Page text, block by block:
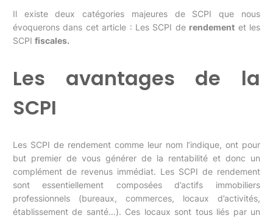
Il existe deux catégories majeures de SCPI que nous
évoquerons dans cet article : Les SCPI de rendement et les
SCPI fiscales.
Les avantages de la
SCPI
Les SCPI de rendement comme leur nom l’indique, ont pour
but premier de vous générer de la rentabilité et donc un
complément de revenus immédiat. Les SCPI de rendement
sont essentiellement composées d’actifs immobiliers
professionnels (bureaux, commerces, locaux d’activités,
établissement de santé…). Ces locaux sont tous liés par un